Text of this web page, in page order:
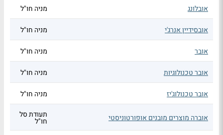
אובלונג מניה חו"ל
אובסידיין אנרג'י מניה חו"ל
אובר מניה חו"ל
אובר טכנולוגיות מניה חו"ל
אובר טכנולוג'יז מניה חו"ל
אוברה מוצרים מובנים אופורטוניסטי תעודת סל
חו"ל